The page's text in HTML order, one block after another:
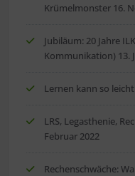
Krümelmonster 16.
Jubiläum: 20 Jahre
Kommunikation) 13.
Lernen kann so
LRS, Legasthenie,
Februar 2022
Rechenschwäche: